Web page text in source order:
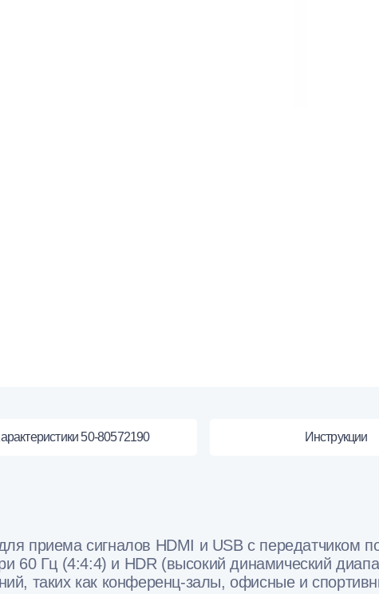
50-80572190 Инструкции
приема сигналов HDMI и USB с передатчиком
60 Гц (4:4:4) и HDR (высокий динамический
таких как конференц-залы, офисные и